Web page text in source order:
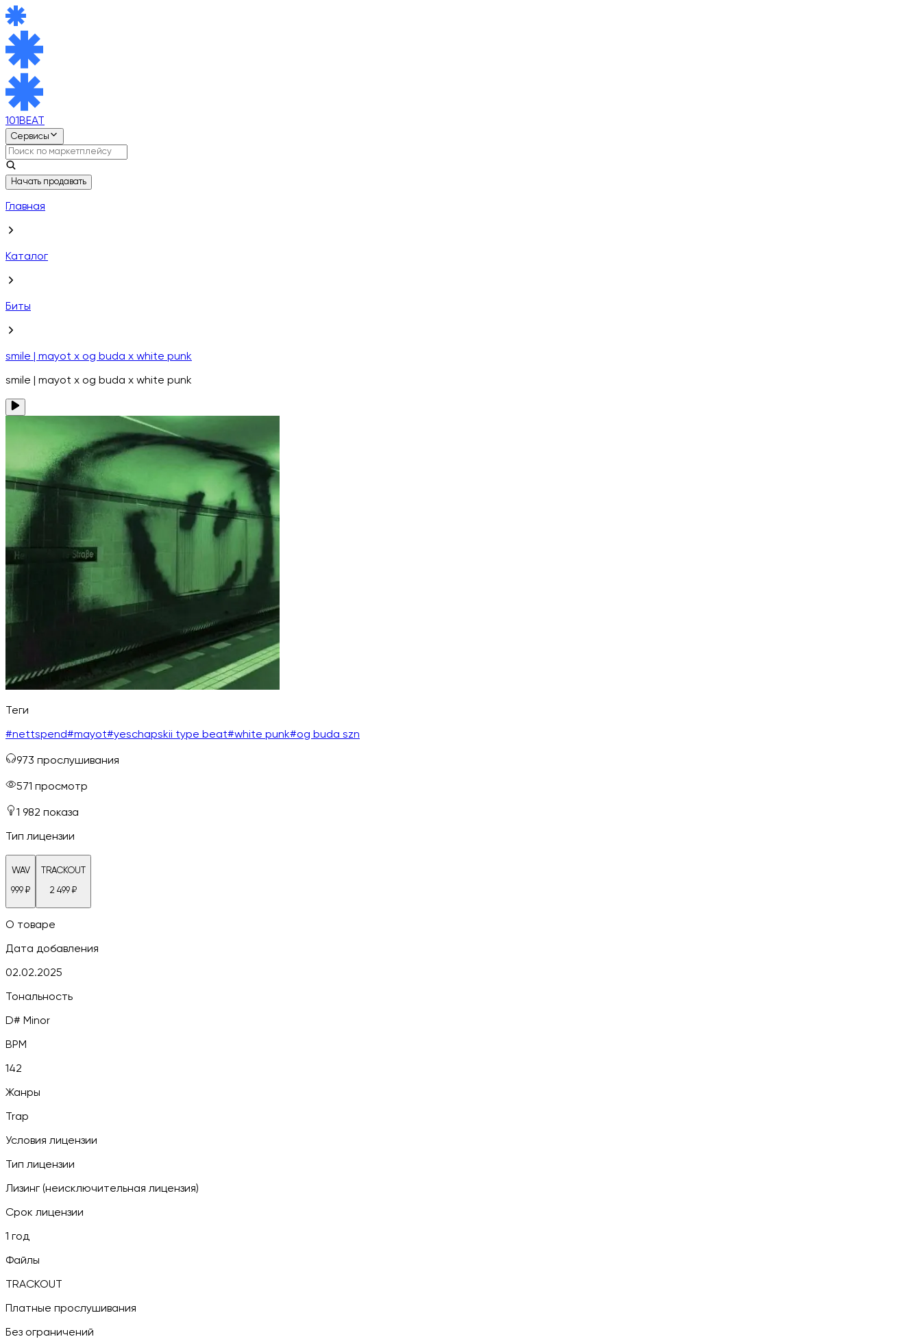
101BEAT
Сервисы
Начать продавать
Главная
Каталог
Биты
smile | mayot x og buda x white punk
smile | mayot x og buda x white punk
Теги
#nettspend#mayot#yeschapskii type beat#white punk#og buda szn
973 прослушивания
571 просмотр
1 982 показа
Тип лицензии
WAV
999₽
TRACKOUT
2 499₽
О товаре
Дата добавления
02.02.2025
Тональность
D# Minor
BPM
142
Жанры
Trap
Условия лицензии
Тип лицензии
Лизинг (неисключительная лицензия)
Срок лицензии
1 год
Файлы
TRACKOUT
Платные прослушивания
Без ограничений